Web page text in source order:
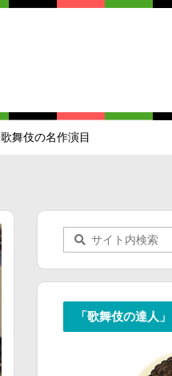
歌舞伎の名作演目
「歌舞伎の達人